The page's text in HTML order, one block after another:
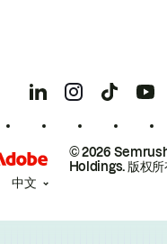
© 2026
Holdings. 版权所
中文